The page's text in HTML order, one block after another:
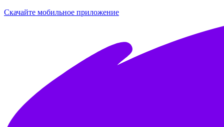
Скачайте мобильное приложение